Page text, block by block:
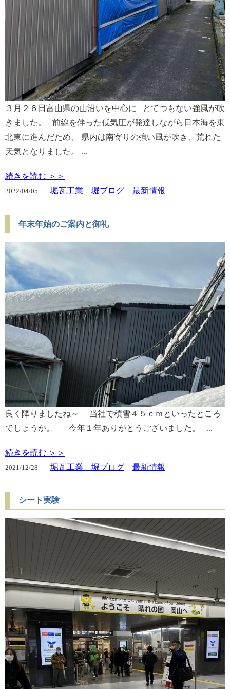
３月２６日富山県の山沿いを中心に とてつもない強風が吹
きました。 前線を伴った低気圧が発達しながら日本海を東
北東に進んだため、 県内は南寄りの強い風が吹き、荒れた
天気となりました。 ...
続きを読む ＞＞
2022/04/05 堀瓦工業 堀ブログ 最新情報
年末年始のご案内と御礼
良く降りましたね～ 当社で積雪４５ｃｍといったところ
でしょうか。 今年１年ありがとうございました。 ...
続きを読む ＞＞
2021/12/28 堀瓦工業 堀ブログ 最新情報
シート実験